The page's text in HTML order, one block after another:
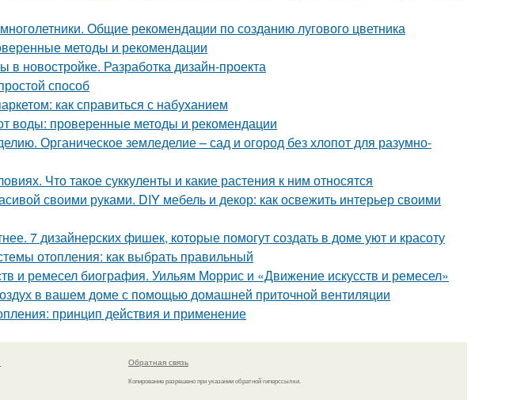
Общие рекомендации по созданию лугового цветника
методы и рекомендации
в новостройке. Разработка дизайн-проекта
способ
как справиться с набуханием
воды: проверенные методы и рекомендации
Органическое земледелие – сад и огород без хлопот для разумно-
Что такое суккуленты и какие растения к ним относятся
своими руками. DIY мебель и декор: как освежить интерьер своими
7 дизайнерских фишек, которые помогут создать в доме уют и красоту
отопления: как выбрать правильный
и ремесел биография. Уильям Моррис и «Движение искусств и ремесел»
в вашем доме с помощью домашней приточной вентиляции
принцип действия и применение
Обратная связь
Копирование разрешено при указании обратной гиперссылки.